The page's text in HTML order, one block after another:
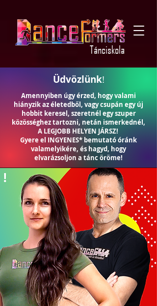
Tánciskola
Üdvözlünk!
Amennyiben úgy érzed, hogy valami
hiányzik az életedből, vagy csupán egy új
hobbit keresel, szeretnél egy szuper
közösséghez tartozni, netán ismerkednél,
A LEGJOBB HELYEN JÁRSZ!
Gyere el INGYENES* bemutató óránk
valamelyikére, és hagyd, hogy
elvarázsoljon a tánc öröme!